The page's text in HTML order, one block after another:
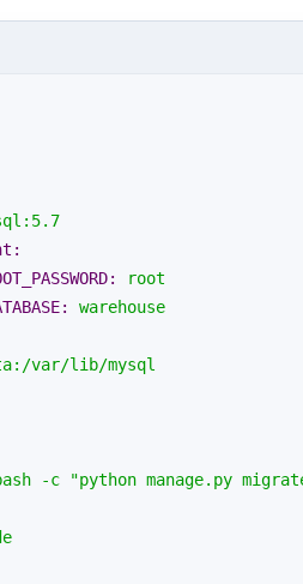
root
warehouse
var/lib/mysql
-c
"python manage.py